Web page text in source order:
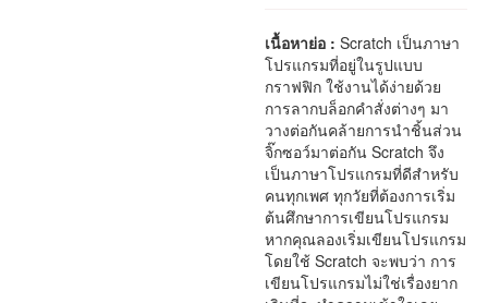
เนื้อหาย่อ :Scratch เป็นภาษา
โปรแกรมที่อยู่ในรูปแบบ
กราฟฟิก ใช้งานได้ง่ายด้วย
การลากบล็อกคำสั่งต่างๆ มา
วางต่อกันคล้ายการนำชิ้นส่วน
จิ๊กซอว์มาต่อกัน Scratch จึง
เป็นภาษาโปรแกรมที่ดีสำหรับ
คนทุกเพศ ทุกวัยที่ต้องการเริ่ม
ต้นศึกษาการเขียนโปรแกรม
หากคุณลองเริ่มเขียนโปรแกรม
โดยใช้ Scratch จะพบว่า การ
เขียนโปรแกรมไม่ใช่เรื่องยาก